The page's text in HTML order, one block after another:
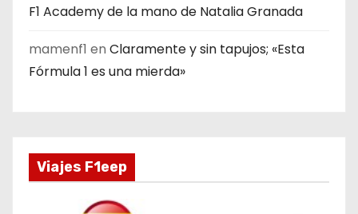
F1 Academy de la mano de Natalia Granada
mamenf1 en Claramente y sin tapujos; «Esta
Fórmula 1 es una mierda»
Viajes F1eep